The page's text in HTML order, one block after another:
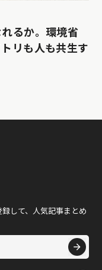
るか。環境省
リも人も共生す
して、人気記事まとめ